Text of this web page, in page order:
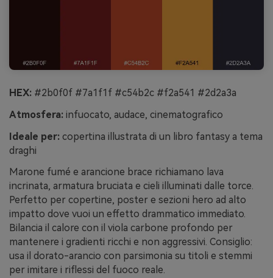
HEX: #2b0f0f #7a1f1f #c54b2c #f2a541 #2d2a3a
Atmosfera: infuocato, audace, cinematografico
Ideale per: copertina illustrata di un libro fantasy a tema
draghi
Marone fumé e arancione brace richiamano lava
incrinata, armatura bruciata e cieli illuminati dalle torce.
Perfetto per copertine, poster e sezioni hero ad alto
impatto dove vuoi un effetto drammatico immediato.
Bilancia il calore con il viola carbone profondo per
mantenere i gradienti ricchi e non aggressivi. Consiglio:
usa il dorato-arancio con parsimonia su titoli e stemmi
per imitare i riflessi del fuoco reale.